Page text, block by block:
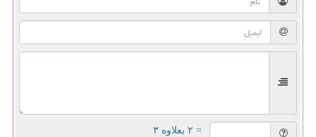
= ۲ بعلاوه ۳